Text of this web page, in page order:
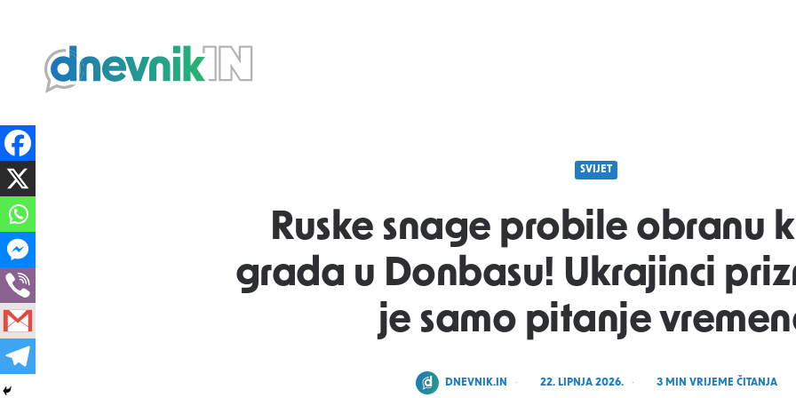
Dnevnik.in
SVIJET
Ruske snage probile obranu
grada u Donbasu! Ukrajinci
je samo pitanje
POSTED
DNEVNIK.IN 22. LIPNJA 2026. 3 MIN VRIJEME ČITANJA